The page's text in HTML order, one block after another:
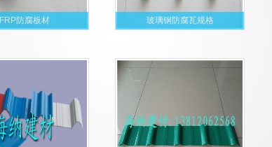
FRP防腐板材 玻璃钢防腐瓦规格